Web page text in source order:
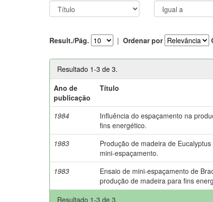
Result./Pág. | Ordenar por
Resultado 1-3 de 3.
Ano de
publicação
Título
1984
Influência do espaçamento na
fins energético.
1983
Produção de madeira de
mini-espaçamento.
1983
Ensaio de mini-espaçamento de
produção de madeira para fins
Resultado 1-3 de 3.